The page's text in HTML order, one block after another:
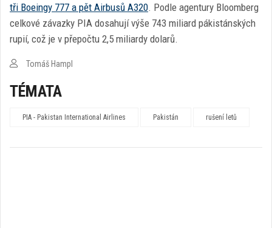
tři Boeingy 777 a pět Airbusů A320. Podle agentury Bloomberg
celkové závazky PIA dosahují výše 743 miliard pákistánských
rupií, což je v přepočtu 2,5 miliardy dolarů.
Tomáš Hampl
TÉMATA
PIA - Pakistan International Airlines Pakistán rušení letů